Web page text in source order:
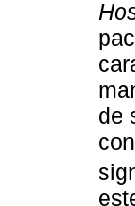
de